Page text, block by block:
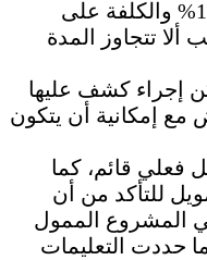
يقل عن 13% ، وذلك بعد مراعاة أن الفائدة المطبقة حالياً على الوديعة التي تصل 11% والكلفة على
ألا تتجاوز المدة
إجراء كشف عليها
التقديرية عن 200% من قيمة القرض مع إمكانية أن يتكون
فعلي قائم، كما
للتأكد من أن
المشروع الممول
حددت التعليمات